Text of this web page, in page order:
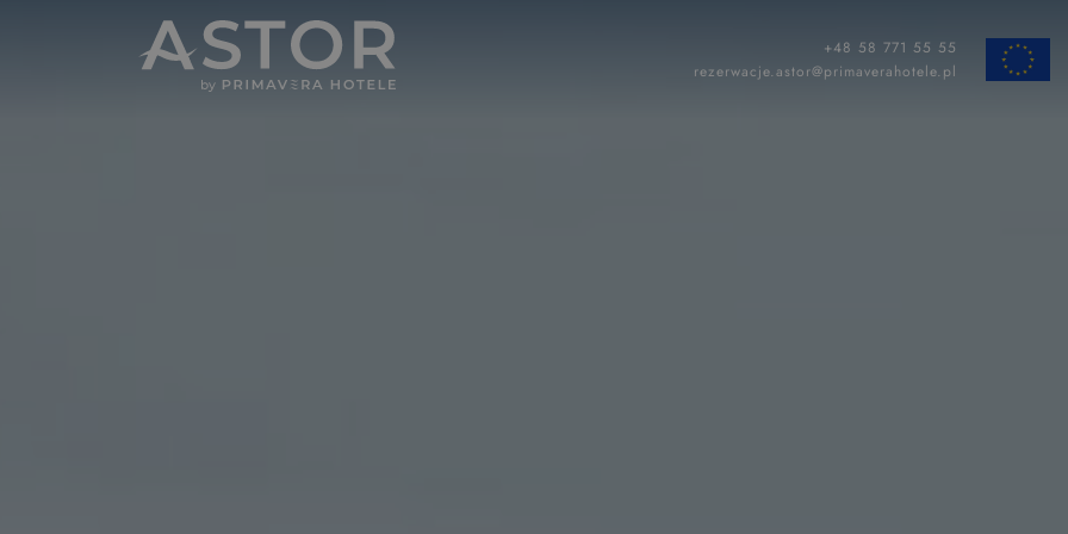
ZAMKNIJ
+48 58 771 55 55
rezerwacje.astor@primaverahotele.pl